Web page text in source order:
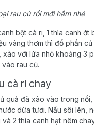
rau củ rồi mới hầm nhé
bột cà ri, 1 thìa canh ớt
vàng thơm thì đổ phần
với lửa nhỏ khoảng 3
vào rau củ.
cà ri chay
quả đã xào vào trong
dừa tươi. Nấu sôi lên,
và 2 thìa canh hạt nêm